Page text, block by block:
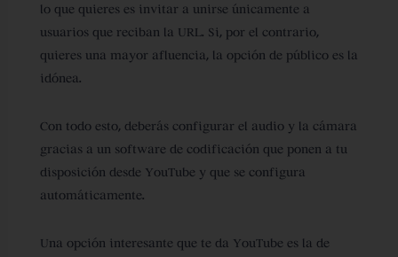
lo que quieres es invitar a unirse únicamente a
usuarios que reciban la URL. Si, por el contrario,
quieres una mayor afluencia, la opción de público es la
idónea.
Con todo esto, deberás configurar el audio y la cámara
gracias a un software de codificación que ponen a tu
disposición desde YouTube y que se configura
automáticamente.
Una opción interesante que te da YouTube es la de